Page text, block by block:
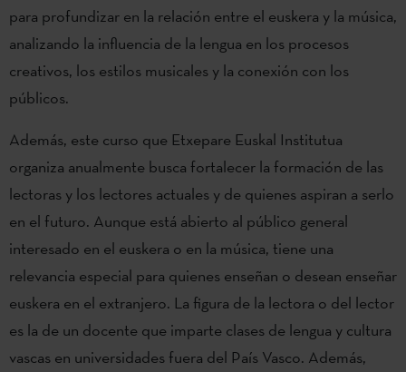
para profundizar en la relación entre el euskera y la música,
analizando la influencia de la lengua en los procesos
creativos, los estilos musicales y la conexión con los
públicos.
Además, este curso que Etxepare Euskal Institutua
organiza anualmente busca fortalecer la formación de las
lectoras y los lectores actuales y de quienes aspiran a serlo
en el futuro. Aunque está abierto al público general
interesado en el euskera o en la música, tiene una
relevancia especial para quienes enseñan o desean enseñar
euskera en el extranjero. La figura de la lectora o del lector
es la de un docente que imparte clases de lengua y cultura
vascas en universidades fuera del País Vasco. Además,